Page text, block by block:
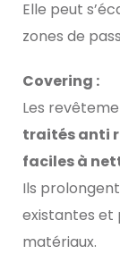
Elle peut
zones de
Covering :
Les
traités anti
faciles à
Ils
existantes
matériaux.